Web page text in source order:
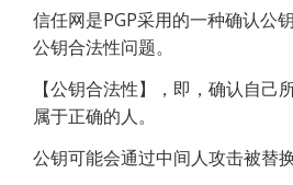
信任网是PGP采用的一种确认公
公钥合法性问题。
【公钥合法性】，即，确认自己
属于正确的人。
公钥可能会通过中间人攻击被替换